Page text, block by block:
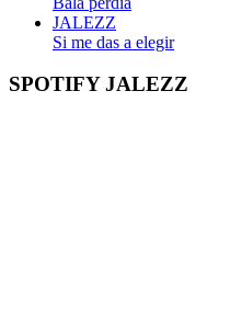
JALEZZ
Si me das a elegir
SPOTIFY JALEZZ